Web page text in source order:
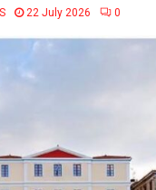
22 July 2026 0